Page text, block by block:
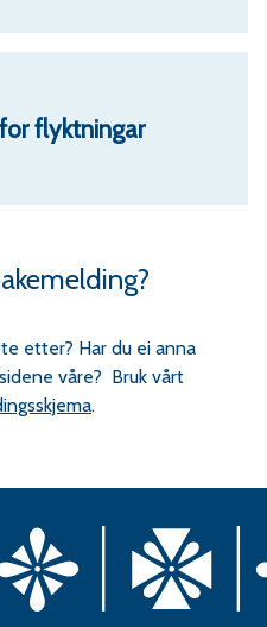
flyktningar
etter? Har du ei anna
våre? Bruk vårt
.